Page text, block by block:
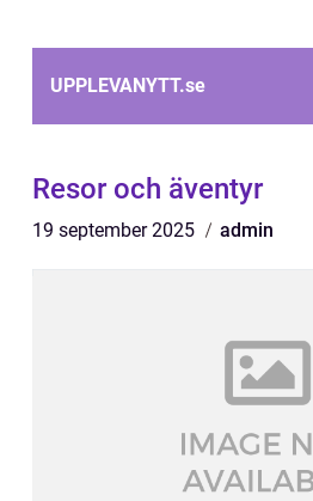
UPPLEVANYTT.se
Resor och äventyr
19 september 2025 admin